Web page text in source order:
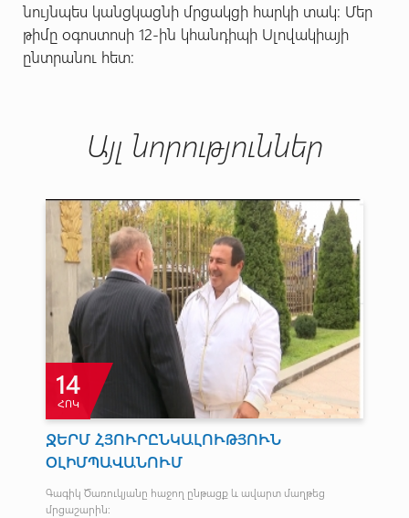
նույնպես կանցկացնի մրցակցի հարկի տակ: Մեր
թիմը օգոստոսի 12-ին կհանդիպի Սլովակիայի
ընտրանու հետ:
Այլ նորություններ
14
ՀՈԿ
ՋԵՐՄ ՀՅՈՒՐԸՆԿԱԼՈՒԹՅՈՒՆ
ՕԼԻՄՊԱՎԱՆՈՒՄ
Գագիկ Ծառուկյանը հաջող ընթացք և ավարտ մաղթեց
մրցաշարին: